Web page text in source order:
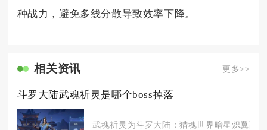
种战力，避免多线分散导致效率下降。
相关资讯 更多>>
斗罗大陆武魂祈灵是哪个boss掉落
武魂祈灵为斗罗大陆：猎魂世界暗星炽翼副